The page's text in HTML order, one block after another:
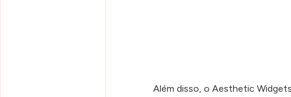
Além disso, o Aesthetic